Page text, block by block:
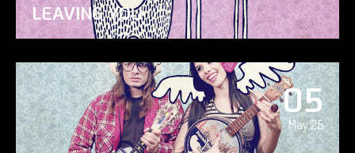
LEAVING YOU
05
May 25